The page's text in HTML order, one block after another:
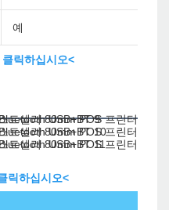
예
릭하십시오<
릭하십시오<